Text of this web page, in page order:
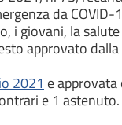
da COVID-
i giovani, la
approvato dalla
2021 e
e 1 astenuto.